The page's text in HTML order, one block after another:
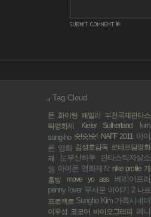
Tag Cloud
돈 화이팅 패밀리 부천국제판타스
틱영화제 Kiefer Sutherland kim
sung-ho 숏!숏!숏! NAFF 2011 아이
폰 영화 김성호감독 로테르담영화
제 눈부신하루 판타스틱자살소
동 아이폰 영화제작 nike profile 개
훔방 move yo ass
베리어프리
penny lover 무서운 이야기 2 나프
프로젝트 Sungho Kim 가족시네마
이우성 코코어 바이오그래피 페니